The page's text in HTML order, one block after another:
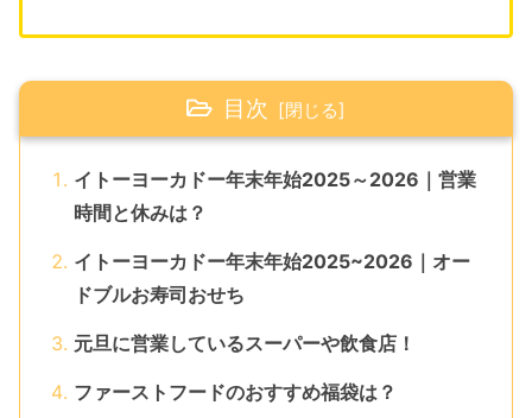
目次
イトーヨーカドー年末年始2025～2026｜営業
時間と休みは？
イトーヨーカドー年末年始2025~2026｜オー
ドブルお寿司おせち
元旦に営業しているスーパーや飲食店！
ファーストフードのおすすめ福袋は？